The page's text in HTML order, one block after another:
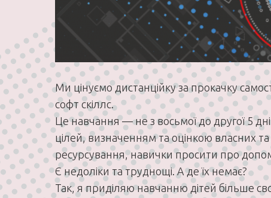
Ми цінуємо дистанційку за прокачку
софт скіллс.
Це навчання — не з восьмої до другої 5
цілей, визначенням та оцінкою власних
ресурсування, навички просити про
Є недоліки та труднощі. А де їх немає?
Так, я приділяю навчанню дітей більше